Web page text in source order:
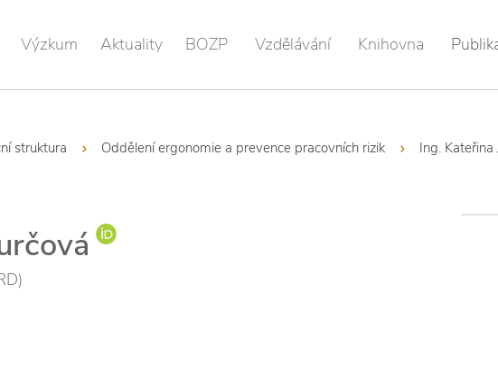
Výzkum Aktuality BOZP Vzdělávání Knihovna
struktura Oddělení ergonomie a prevence pracovních rizik Ing. Kateřina